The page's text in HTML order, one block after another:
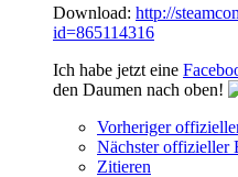
Download: http://
id=865114316
Ich habe jetzt eine
den Daumen nach oben!
Vorheriger
Nächster offizieller
Zitieren